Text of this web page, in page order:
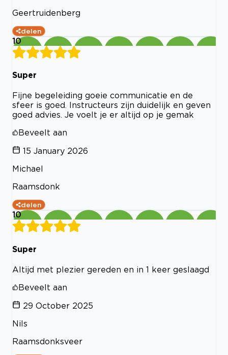
Geertruidenberg
delen
10
Super
Fijne begeleiding goeie communicatie en de
sfeer is goed. Instructeurs zijn duidelijk en geven
goed advies. Je voelt je er altijd op je gemak
Beveelt aan
15 January 2026
Michael
Raamsdonk
delen
10
Super
Altijd met plezier gereden en in 1 keer geslaagd
Beveelt aan
29 October 2025
Nils
Raamsdonksveer